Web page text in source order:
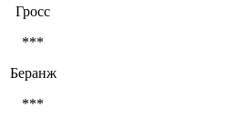
Гросс
***
Беранж
***